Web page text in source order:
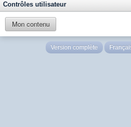
Contrôles utilisateur
Mon contenu
Version complète